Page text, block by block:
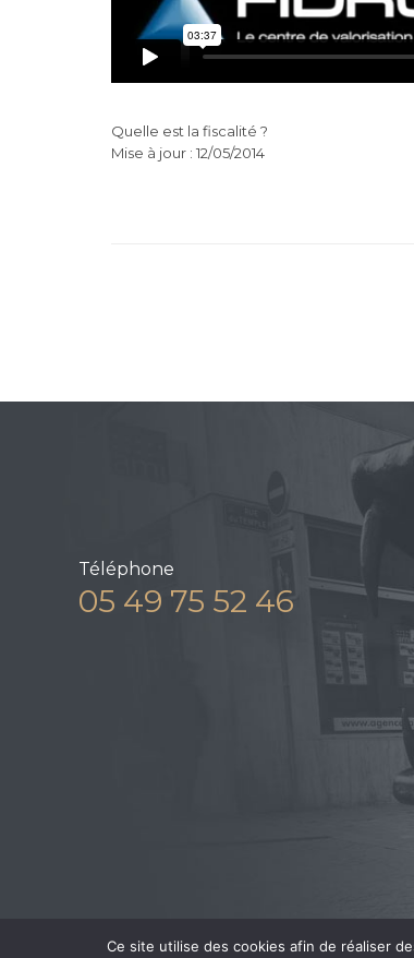
Quelle est la fiscalité ?
Mise à jour : 12/05/2014
Téléphone
05 49 75 52 46
Ce site utilise des cookies afin de réaliser